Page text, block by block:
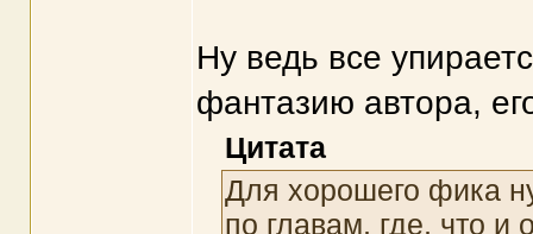
Ну ведь все
фантазию автора,
Цитата
Для хорошего фика
по главам, где, что